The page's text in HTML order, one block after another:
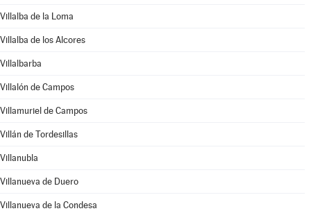
Villalba de la Loma
Villalba de los Alcores
Villalbarba
Villalón de Campos
Villamuriel de Campos
Villán de Tordesillas
Villanubla
Villanueva de Duero
Villanueva de la Condesa